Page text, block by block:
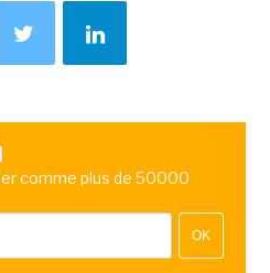
comme plus de 50000
OK